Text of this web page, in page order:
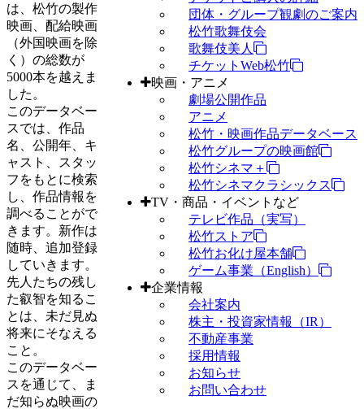
団体・グループ観劇のご案内
松竹歌舞伎会
歌舞伎美人
チケットWeb松竹
映画・アニメ
劇場公開作品
アニメ
松竹・映画作品データベース
松竹グループの映画館
松竹シネマ＋
松竹シネマクラシックス
TV・商品・イベントなど
テレビ作品（実写）
松竹ストア
松竹お化け屋本舗
ゲーム事業（English）
企業情報
会社案内
株主・投資家情報（IR）
不動産事業
採用情報
お知らせ
お問い合わせ
は、松竹の製作
映画、配給映画
（外国映画を除
く）の総数が
5000本を越えま
した。
このデータベー
スでは、作品
名、公開年、キ
ャスト、スタッ
フをもとに検索
し、作品情報を
調べることがで
きます。新作は
随時、追加登録
していきます。
先人たちの残し
た叡智を知るこ
とは、未だ見ぬ
将来にそなえる
こと。
このデータベー
スを通じて、ま
だ知らぬ映画の